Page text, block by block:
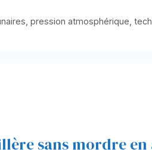
pression atmosphérique
sans mordre en